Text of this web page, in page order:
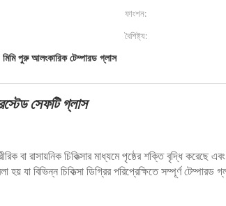
ফাংশন:
বৈশিষ্ট্য:
পুরু আলংকারিক টেম্পারড গ্লাস
সেফটি গ্লাস
বা রাসায়নিক চিকিত্সার মাধ্যমে পৃষ্ঠের শক্তি বৃদ্ধি
যা বিভিন্ন চিকিত্সা ডিগ্রির পরিপ্রেক্ষিতে সম্পূর্ণ টেম্পারড